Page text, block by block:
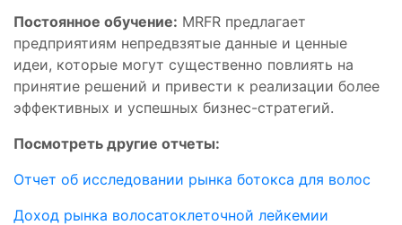
Постоянное обучение: MRFR предлагает
предприятиям непредвзятые данные и ценные
идеи, которые могут существенно повлиять на
принятие решений и привести к реализации более
эффективных и успешных бизнес-стратегий.
Посмотреть другие отчеты:
Отчет об исследовании рынка ботокса для волос
Доход рынка волосатоклеточной лейкемии